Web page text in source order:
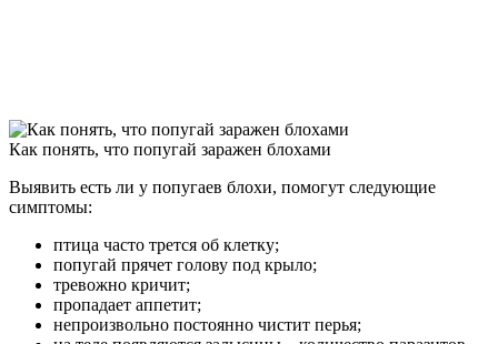
Как понять, что попугай заражен блохами
Выявить есть ли у попугаев блохи, помогут следующие
симптомы:
птица часто трется об клетку;
попугай прячет голову под крыло;
тревожно кричит;
пропадает аппетит;
непроизвольно постоянно чистит перья;